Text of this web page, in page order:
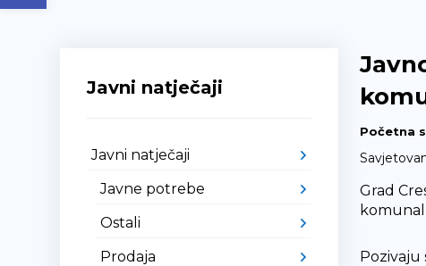
Početna
Grad
Pozivaju
Javni natječaji
Javni natječaji
Javne potrebe
Ostali
Prodaja